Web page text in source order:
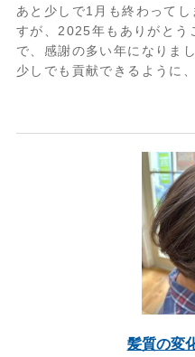
あと少しで1月も終わって
すが、2025年もありがとう
で、感謝の多い年になりま
少しでも貢献できるように
髪質の変